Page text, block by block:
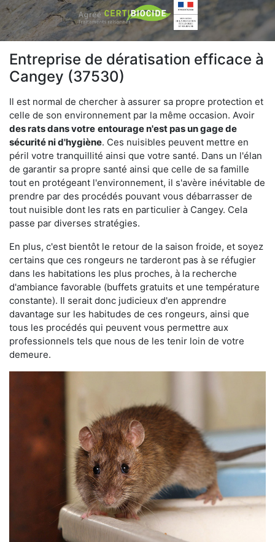
Entreprise de dératisation efficace à
Cangey (37530)
Il est normal de chercher à assurer sa propre protection et
celle de son environnement par la même occasion. Avoir
des rats dans votre entourage n'est pas un gage de
sécurité ni d'hygiène. Ces nuisibles peuvent mettre en
péril votre tranquillité ainsi que votre santé. Dans un l'élan
de garantir sa propre santé ainsi que celle de sa famille
tout en protégeant l'environnement, il s'avère inévitable de
prendre par des procédés pouvant vous débarrasser de
tout nuisible dont les rats en particulier à Cangey. Cela
passe par diverses stratégies.
En plus, c'est bientôt le retour de la saison froide, et soyez
certains que ces rongeurs ne tarderont pas à se réfugier
dans les habitations les plus proches, à la recherche
d'ambiance favorable (buffets gratuits et une température
constante). Il serait donc judicieux d'en apprendre
davantage sur les habitudes de ces rongeurs, ainsi que
tous les procédés qui peuvent vous permettre aux
professionnels tels que nous de les tenir loin de votre
demeure.